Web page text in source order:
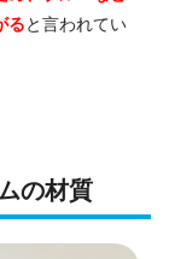
ると言われてい
の材質